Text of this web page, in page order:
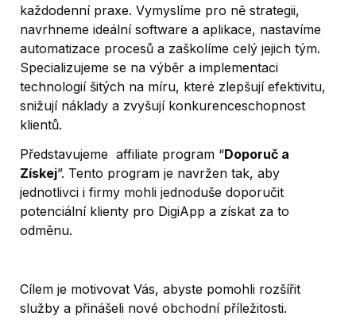
každodenní praxe. Vymyslíme pro ně strategii,
navrhneme ideální software a aplikace, nastavíme
automatizace procesů a zaškolíme celý jejich tým.
Specializujeme se na výběr a implementaci
technologií šitých na míru, které zlepšují efektivitu,
snižují náklady a zvyšují konkurenceschopnost
klientů.
Představujeme  affiliate program “Doporuč a
Získej”. Tento program je navržen tak, aby
jednotlivci i firmy mohli jednoduše doporučit
potenciální klienty pro DigiApp a získat za to
odměnu.
Cílem je motivovat Vás, abyste pomohli rozšířit
služby a přinášeli nové obchodní příležitosti.